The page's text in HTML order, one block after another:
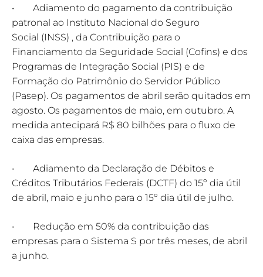
• Adiamento do pagamento da contribuição
patronal ao Instituto Nacional do Seguro
Social (INSS) , da Contribuição para o
Financiamento da Seguridade Social (Cofins) e dos
Programas de Integração Social (PIS) e de
Formação do Patrimônio do Servidor Público
(Pasep). Os pagamentos de abril serão quitados em
agosto. Os pagamentos de maio, em outubro. A
medida antecipará R$ 80 bilhões para o fluxo de
caixa das empresas.
• Adiamento da Declaração de Débitos e
Créditos Tributários Federais (DCTF) do 15º dia útil
de abril, maio e junho para o 15º dia útil de julho.
• Redução em 50% da contribuição das
empresas para o Sistema S por três meses, de abril
a junho.